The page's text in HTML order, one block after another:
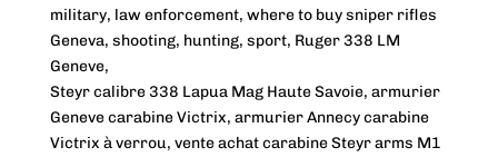
military, law enforcement, where to buy sniper rifles
Geneva, shooting, hunting, sport, Ruger 338 LM
Geneve,
Steyr calibre 338 Lapua Mag Haute Savoie, armurier
Geneve carabine Victrix, armurier Annecy carabine
Victrix à verrou, vente achat carabine Steyr arms M1